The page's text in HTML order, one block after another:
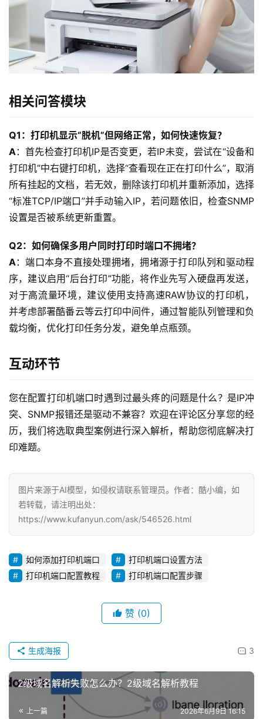
于
相关问答模块
Q1：打印机显示“脱机”但网络正常，如何快速恢复？
A ：首先检查打印机IP是否变更，若IP未变，尝试在“设备和
打印机”中右键打印机，选择“查看现在正在打印什么”，取消
所有挂起的文档，若无效，删除该打印机并重新添加，选择
“标准TCP/IP端口”并手动输入IP，若问题依旧，检查SNMP
设置是否被系统更新重置。
Q2：如何确保多用户同时打印时端口不拥堵？
A ：端口本身不直接处理拥堵，拥堵源于打印队列和驱动程
序，建议启用“后台打印”功能，将作业先写入硬盘再发送，
对于高流量环境，建议使用支持高速RAW协议的打印机，
并考虑部署酷番云等云打印中间件，通过智能队列管理和负
载均衡，优化打印任务分发，避免单点瓶颈。
互动环节
您在配置打印机端口时遇到过最头疼的问题是什么？是IP冲
突、SNMP报错还是驱动不兼容？欢迎在评论区分享您的经
历，我们将选取典型案例进行深入解析，帮助您彻底解决打
印难题。
图片来源于AI模型，如侵权请联系管理员。作者：酷小编，如
若转载，请注明出处：
https://www.kufanyun.com/ask/546526.html
如何添加打印机端口
打印机端口设置方法
打印机端口配置教程
打印机端口配置步骤
赞 (0)
3
生成海报
2级域名解析失败怎么办？2级域名解析教程
上一篇 2026年6月9日 16:15